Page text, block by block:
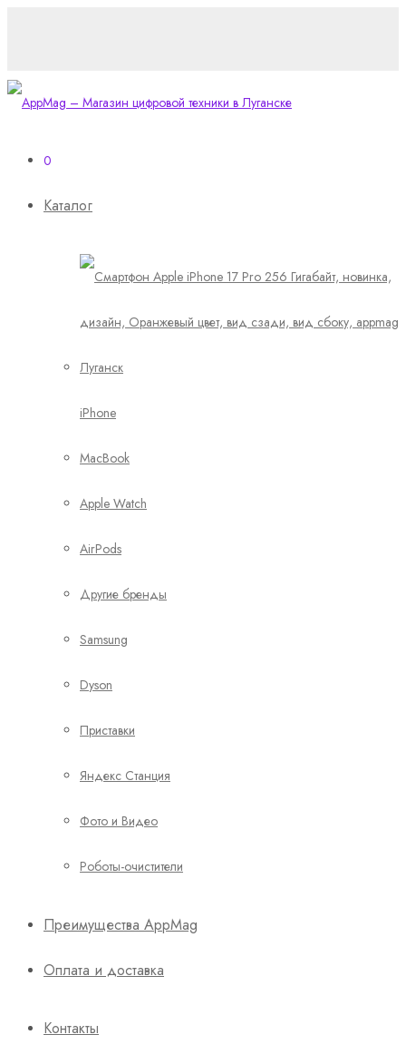
0
Каталог
iPhone
MacBook
Apple Watch
AirPods
Другие бренды
Samsung
Dyson
Приставки
Яндекс Станция
Фото и Видео
Роботы-очистители
Преимущества AppMag
Оплата и доставка
Контакты